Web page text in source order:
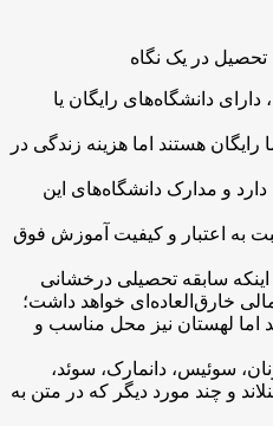
تحصیل در یک نگاه
دارای دانشگاه‌های رایگان یا
هستند اما هزینه زندگی در
دارد و مدارک دانشگاه‌های این
به اعتبار و کیفیت آموزش فوق
سابقه تحصیلی درخشانی
مالی خارق‌العاده‌ای خواهد داشت؛
اما لهستان نیز محل مناسب و
سوئیس، دانمارک، سوئد،
و چند مورد دیگر که در متن به